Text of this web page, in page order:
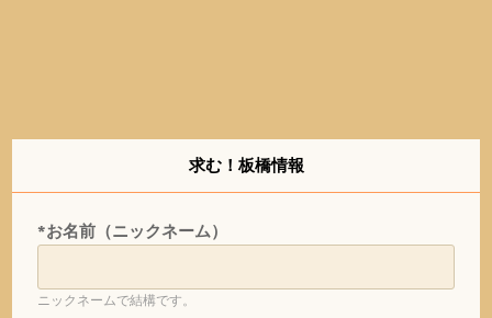
求む！板橋情報
*お名前（ニックネーム）
ニックネームで結構です。